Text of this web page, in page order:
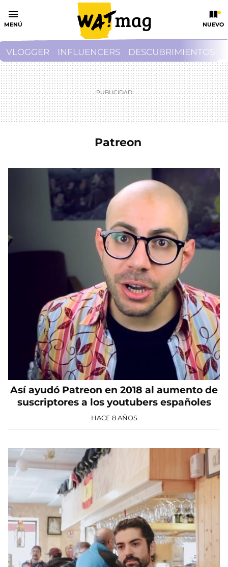
MENÚ NUEVO
VLOGGER INFLUENCERS DESCUBRIMIENTOS
Patreon
Así ayudó Patreon en 2018 al aumento de
suscriptores a los youtubers españoles
HACE 8 AÑOS